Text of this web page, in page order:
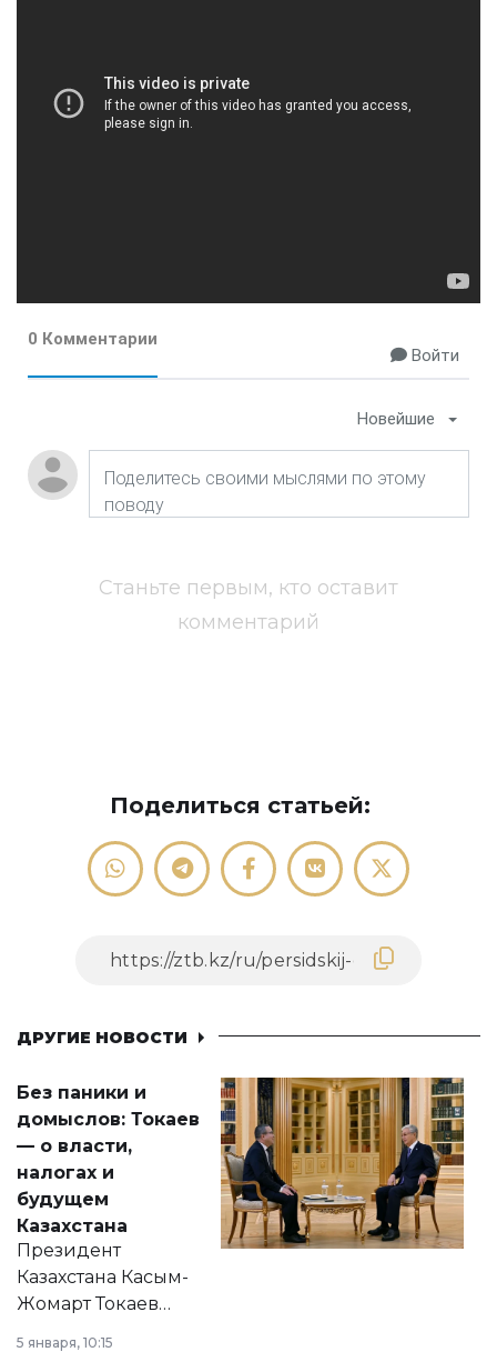
0 Комментарии
Войти
Новейшие
Станьте первым, кто оставит
комментарий
Поделиться статьей:
ДРУГИЕ НОВОСТИ
Без паники и
домыслов: Токаев
— о власти,
налогах и
будущем
Казахстана
Президент
Казахстана Касым-
Жомарт Токаев
сразу несколько
5 января, 10:15